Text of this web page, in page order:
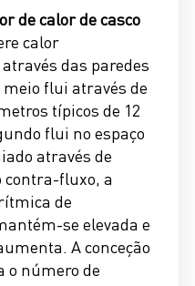
de calor de casco
calor
das paredes
flui através de
típicos de 12
flui no espaço
através de
contra-fluxo, a
de
se elevada e
A conceção
o número de